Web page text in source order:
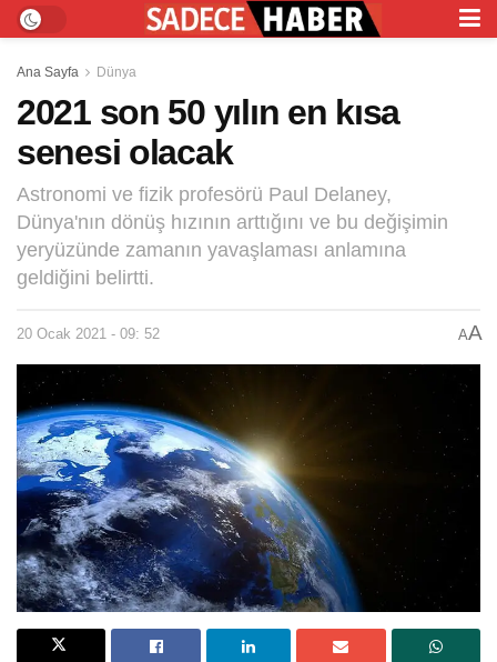
Ana Sayfa Dünya
2021 son 50 yılın en kısa
senesi olacak
Astronomi ve fizik profesörü Paul Delaney,
Dünya'nın dönüş hızının arttığını ve bu değişimin
yeryüzünde zamanın yavaşlaması anlamına
geldiğini belirtti.
20 Ocak 2021 - 09: 52 AA